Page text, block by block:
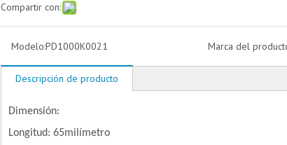
Compartir con:
Modelo:PD1000K0021 Marca del
Descripción de producto
Dimensión:
Longitud: 65milímetro